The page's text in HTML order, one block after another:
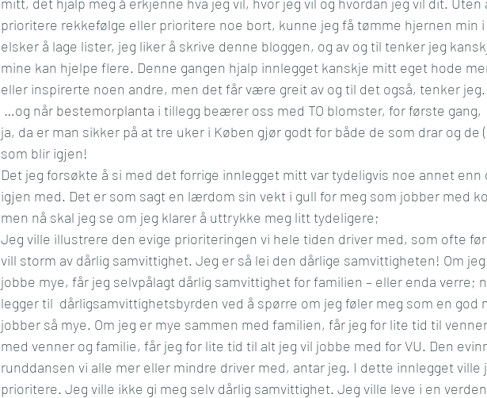
prioritere rekkefølge eller prioritere noe bort, kunne jeg få tømme hjernen min
elsker å lage lister, jeg liker å skrive denne bloggen, og av og til tenker jeg
mine kan hjelpe flere. Denne gangen hjalp innlegget kanskje mitt eget hode
eller inspirerte noen andre, men det får være greit av og til det også, tenker jeg.
…og når bestemorplanta i tillegg beærer oss med TO blomster, for første gang,
ja, da er man sikker på at tre uker i Køben gjør godt for både de som drar og de
som blir igjen!
Det jeg forsøkte å si med det forrige innlegget mitt var tydeligvis noe annet
igjen med. Det er som sagt en lærdom sin vekt i gull for meg som jobber med
men nå skal jeg se om jeg klarer å uttrykke meg litt tydeligere;
Jeg ville illustrere den evige prioriteringen vi hele tiden driver med, som ofte
vill storm av dårlig samvittighet. Jeg er så lei den dårlige samvittigheten! Om
jobbe mye, får jeg selvpålagt dårlig samvittighet for familien – eller enda verre;
legger til  dårligsamvittighetsbyrden ved å spørre om jeg føler meg som en god
jobber så mye. Om jeg er mye sammen med familien, får jeg for lite tid til
med venner og familie, får jeg for lite tid til alt jeg vil jobbe med for VU. Den
runddansen vi alle mer eller mindre driver med, antar jeg. I dette innlegget ville
prioritere. Jeg ville ikke gi meg selv dårlig samvittighet. Jeg ville leve i en